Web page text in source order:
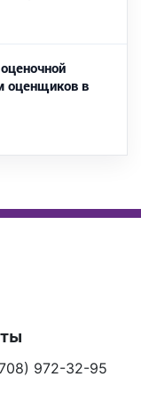
оценщиков в
972-32-95